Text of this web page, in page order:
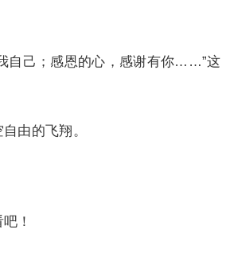
自己；感恩的心，感谢有你……”这
由的飞翔。
！